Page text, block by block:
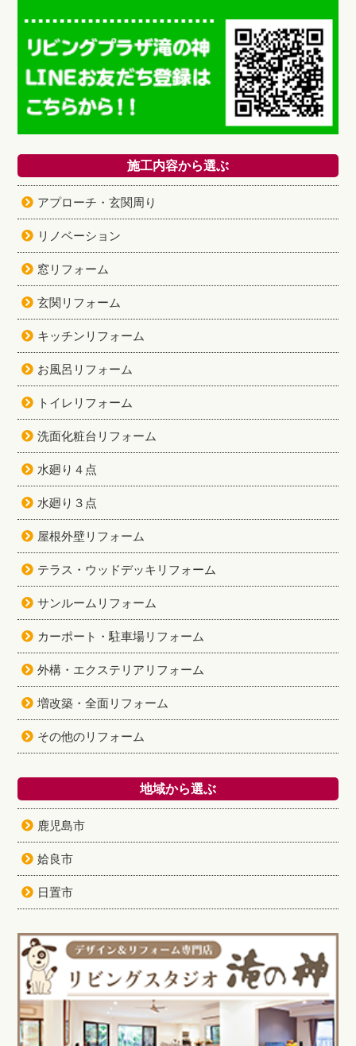
施工内容から選ぶ
アプローチ・玄関周り
リノベーション
窓リフォーム
玄関リフォーム
キッチンリフォーム
お風呂リフォーム
トイレリフォーム
洗面化粧台リフォーム
水廻り４点
水廻り３点
屋根外壁リフォーム
テラス・ウッドデッキリフォーム
サンルームリフォーム
カーポート・駐車場リフォーム
外構・エクステリアリフォーム
増改築・全面リフォーム
その他のリフォーム
地域から選ぶ
鹿児島市
姶良市
日置市